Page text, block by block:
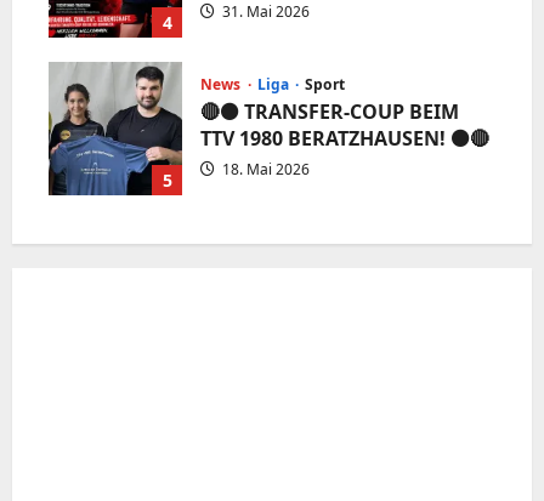
4 31. Mai 2026
5
News Liga Sport
🔴⚫️ TRANSFER-COUP BEIM
TTV 1980 BERATZHAUSEN! ⚫️🔴
18. Mai 2026